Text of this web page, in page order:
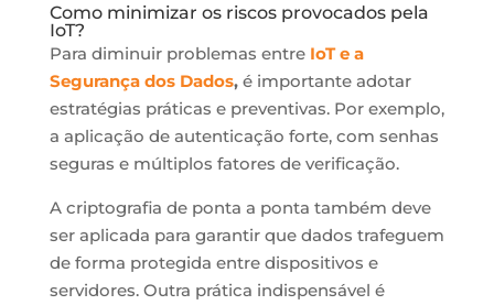
Como minimizar os riscos provocados pela
IoT?
Para diminuir problemas entre IoT e a
Segurança dos Dados, é importante adotar
estratégias práticas e preventivas. Por exemplo,
a aplicação de autenticação forte, com senhas
seguras e múltiplos fatores de verificação.
A criptografia de ponta a ponta também deve
ser aplicada para garantir que dados trafeguem
de forma protegida entre dispositivos e
servidores. Outra prática indispensável é